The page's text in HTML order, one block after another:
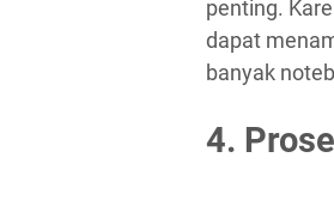
penting.
dapat
banyak
4.